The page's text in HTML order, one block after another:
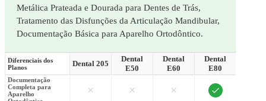
Metálica Prateada e Dourada para Dentes de Trás,
Tratamento das Disfunções da Articulação Mandibular,
Documentação Básica para Aparelho Ortodôntico.
Diferenciais dos
Planos
Dental 205
Dental
E50
Dental
E60
Dental
E80
Documentação
Completa para
Aparelho
× × ×